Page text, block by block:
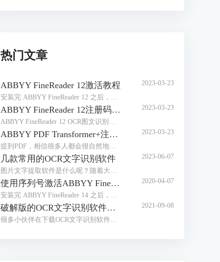
热门文章
ABBYY FineReader 12激活教程 2023-03-23
ABBYY FineReader 12注册码-激活码-序列号地址 2023-03-23
ABBYY PDF Transformer+注册码-激活码-序列号地址 2023-03-23
几款常用的OCR文字识别软件 2023-06-07
使用序列号激活ABBYY FineReader 14 2020-04-07
破解版的OCR文字识别软件，带来了太多安全问题 2021-09-08